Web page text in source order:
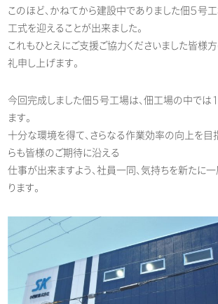
このほど、かねてから建設中でありました佃５号
工式を迎えることが出来ました。
これもひとえにご支援ご協力くださいました皆様
礼申し上げます。
今回完成しました佃５号工場は、佃工場の中では
ます。
十分な環境を得て、さらなる作業効率の向上を目
らも皆様のご期待に沿える
仕事が出来ますよう、社員一同、気持ちを新たに
ります。